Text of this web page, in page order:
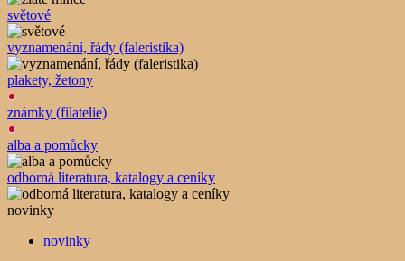
světové
vyznamenání, řády (faleristika)
plakety, žetony
známky (filatelie)
alba a pomůcky
odborná literatura, katalogy a ceníky
novinky
novinky